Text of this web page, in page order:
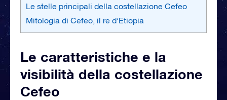
Le stelle principali della costellazione Cefeo
Mitologia di Cefeo, il re d’Etiopia
Le caratteristiche e la
visibilità della costellazione
Cefeo